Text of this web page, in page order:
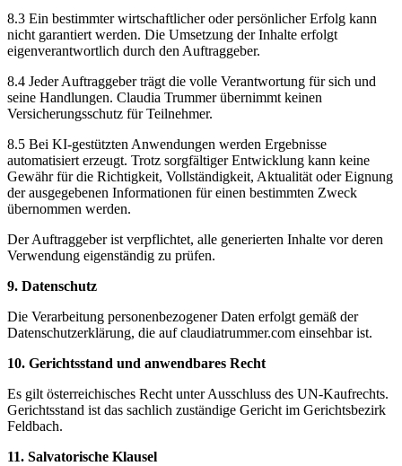
8.3 Ein bestimmter wirtschaftlicher oder persönlicher Erfolg kann
nicht garantiert werden. Die Umsetzung der Inhalte erfolgt
eigenverantwortlich durch den Auftraggeber.
8.4 Jeder Auftraggeber trägt die volle Verantwortung für sich und
seine Handlungen. Claudia Trummer übernimmt keinen
Versicherungsschutz für Teilnehmer.
8.5 Bei KI-gestützten Anwendungen werden Ergebnisse
automatisiert erzeugt. Trotz sorgfältiger Entwicklung kann keine
Gewähr für die Richtigkeit, Vollständigkeit, Aktualität oder Eignung
der ausgegebenen Informationen für einen bestimmten Zweck
übernommen werden.
Der Auftraggeber ist verpflichtet, alle generierten Inhalte vor deren
Verwendung eigenständig zu prüfen.
9. Datenschutz
Die Verarbeitung personenbezogener Daten erfolgt gemäß der
Datenschutzerklärung, die auf claudiatrummer.com einsehbar ist.
10. Gerichtsstand und anwendbares Recht
Es gilt österreichisches Recht unter Ausschluss des UN-Kaufrechts.
Gerichtsstand ist das sachlich zuständige Gericht im Gerichtsbezirk
Feldbach.
11. Salvatorische Klausel